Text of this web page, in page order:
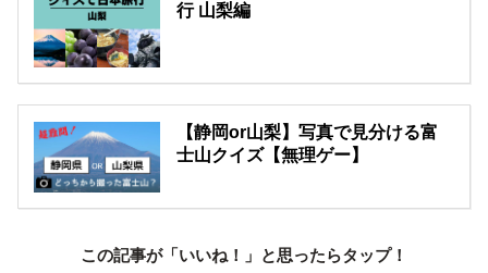
行 山梨編
【静岡or山梨】写真で見分ける富
士山クイズ【無理ゲー】
この記事が「いいね！」と思ったらタップ！